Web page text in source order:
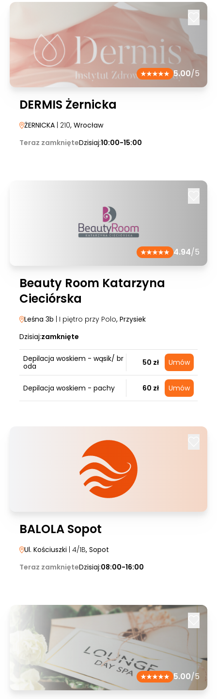
5.00/5
DERMIS Żernicka
ŻERNICKA | 210, Wrocław
Teraz zamknięteDzisiaj:10:00-15:00
4.94/5
Beauty Room Katarzyna
Cieciórska
Leśna 3b | I piętro przy Polo, Przysiek
Dzisiaj:zamknięte
Depilacja woskiem - wąsik/ br
oda
50 zł Umów
Depilacja woskiem - pachy 60 zł Umów
BALOLA Sopot
Ul. Kościuszki | 4/1B, Sopot
Teraz zamknięteDzisiaj:08:00-16:00
5.00/5